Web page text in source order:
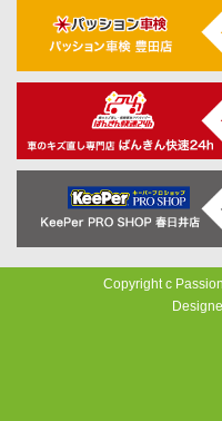
Copyright c